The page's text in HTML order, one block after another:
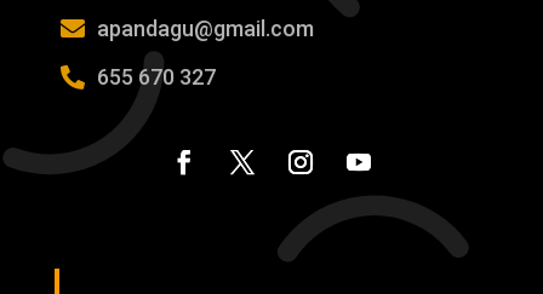
 apandagu@gmail.com
 655 670 327